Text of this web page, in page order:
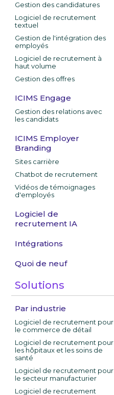
Gestion des candidatures
Logiciel de recrutement
textuel
Gestion de l'intégration des
employés
Logiciel de recrutement à
haut volume
Gestion des offres
ICIMS Engage
Gestion des relations avec
les candidats
ICIMS Employer
Branding
Sites carrière
Chatbot de recrutement
Vidéos de témoignages
d'employés
Logiciel de
recrutement IA
Intégrations
Quoi de neuf
Solutions
Par industrie
Logiciel de recrutement pour
le commerce de détail
Logiciel de recrutement pour
les hôpitaux et les soins de
santé
Logiciel de recrutement pour
le secteur manufacturier
Logiciel de recrutement